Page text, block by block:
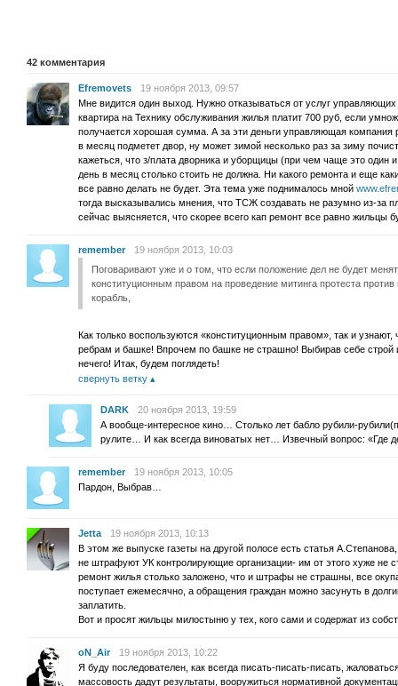
42 комментария
Efremovets
19 ноября 2013, 09:57
Мне видится один выход. Нужно отказываться от услуг
квартира на Технику обслуживания жилья платит 700 руб, если
получается хорошая сумма. А за эти деньги управляющая компания
в месяц подметет двор, ну может зимой несколько раз за зиму
кажеться, что з/плата дворника и уборщицы (при чем чаще это один
день в месяц столько стоить не должна. Ни какого ремонта и еще
все равно делать не будет. Эта тема уже поднималось мной
тогда высказывались мнения, что ТСЖ создавать не разумно из-за
сейчас выясняется, что скорее всего кап ремонт все равно жильцы
remember
19 ноября 2013, 10:03
Поговаривают уже и о том, что если положение дел не будет
конституционным правом на проведение митинга протеста
корабль,
Как только воспользуются «конституционным правом», так и
ребрам и башке! Впрочем по башке не страшно! Выбирав себе строй
нечего! Итак, будем поглядеть!
свернуть ветку
DARK
20 ноября 2013, 19:59
А вообще-интересное кино… Столько лет бабло рубили-
рулите… И как всегда виноватых нет… Извечный вопрос: «Где
remember
19 ноября 2013, 10:05
Пардон, Выбрав…
Jetta
19 ноября 2013, 10:13
В этом же выпуске газеты на другой полосе есть статья
не штрафуют УК контролирующие организации- им от этого хуже не
ремонт жилья столько заложено, что и штрафы не страшны, все
поступает ежемесячно, а обращения граждан можно засунуть в
заплатить.
Вот и просят жильцы милостыню у тех, кого сами и содержат из
oN_Air
19 ноября 2013, 10:22
Я буду последователен, как всегда писать-писать-писать,
массовость дадут результаты, вооружиться нормативной